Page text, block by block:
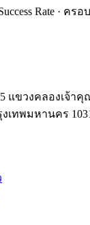
Rate · ค
แขวงคลองเจ้าคุ
งเทพมหานคร